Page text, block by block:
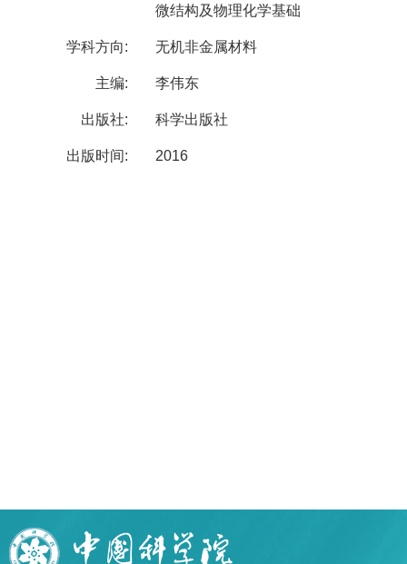
微结构及物理化学基础
学科方向: 无机非金属材料
主编: 李伟东
出版社: 科学出版社
出版时间: 2016